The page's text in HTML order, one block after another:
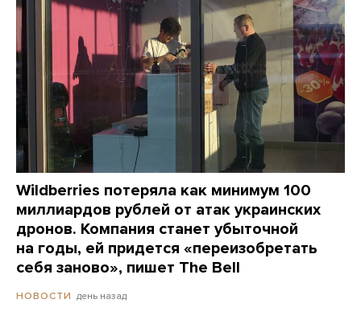
Wildberries потеряла как минимум 100
миллиардов рублей от атак украинских
дронов. Компания станет убыточной
на годы, ей придется «переизобретать
себя заново», пишет The Bell
НОВОСТИ день назад